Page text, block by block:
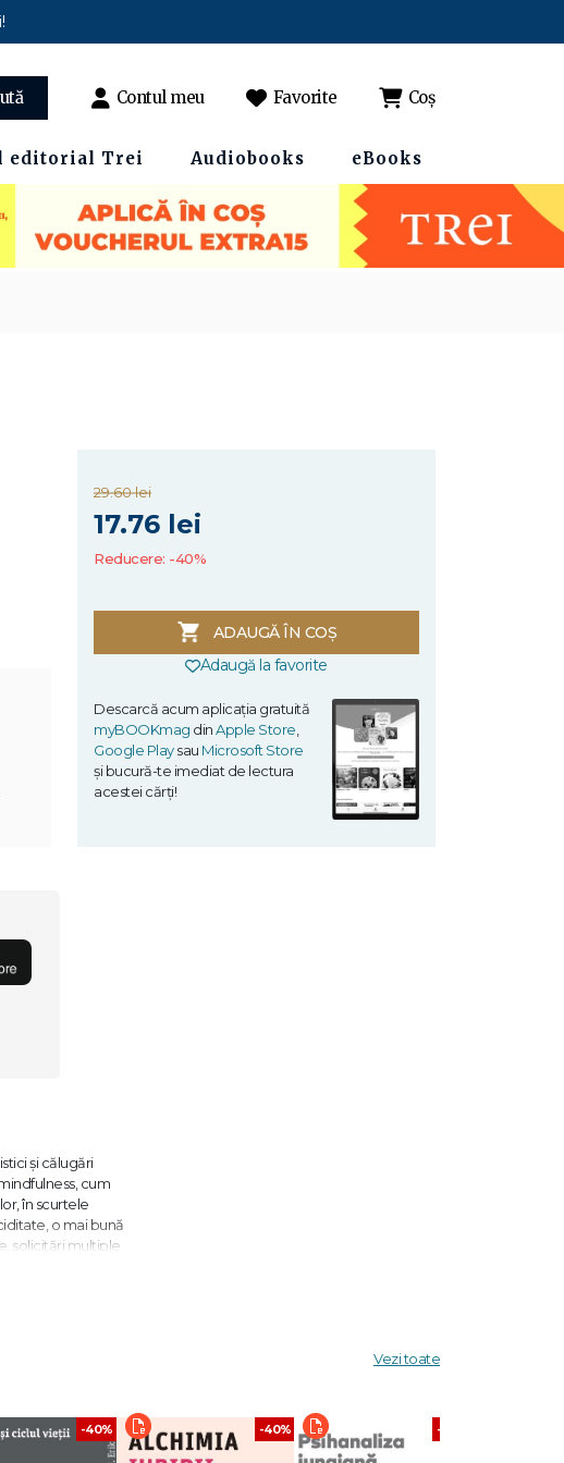
Contul meu Favorite Coș
editorial Trei Audiobooks eBooks
29.60 lei
17.76 lei
Reducere: -40%
ADAUGĂ ÎN COȘ
Adaugă la favorite
Descarcă acum aplicația gratuită
myBOOKmag dinApple Store
Google Playsau Microsoft Store
și bucură-te imediat de lectura
acestei cărți!
și călugări
cum
în scurtele
o mai bună
solicitări multiple.
Vezi toate
-40% -40% -40%